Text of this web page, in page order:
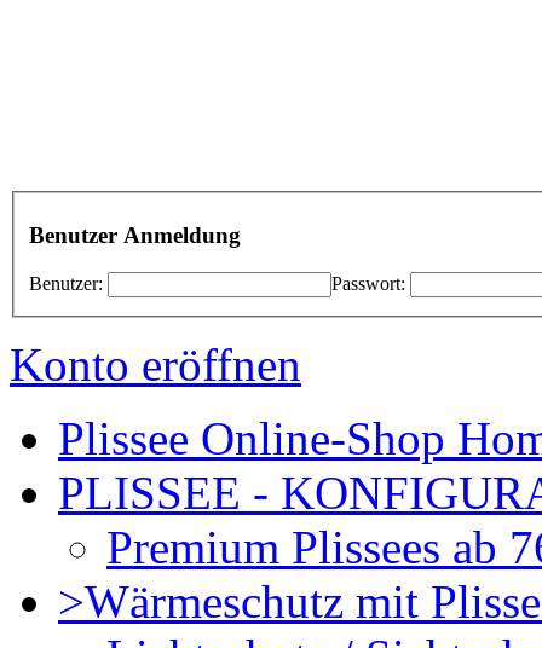
Benutzer Anmeldung
Benutzer: Passwort:
Konto eröffnen
Plissee Online-Shop
PLISSEE -
Premium Plissees ab
>Wärmeschutz mit